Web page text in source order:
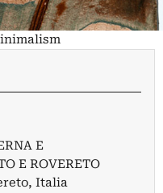
E
E ROVERETO
Italia